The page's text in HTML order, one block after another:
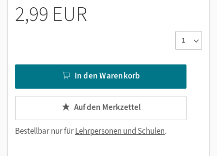
2,99 EUR
In den Warenkorb
Auf den Merkzettel
Bestellbar nur fürLehrpersonen und Schulen.